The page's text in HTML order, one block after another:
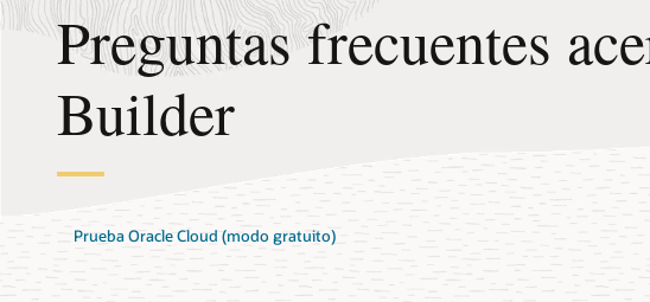
Preguntas frecuentes
Builder
Prueba Oracle Cloud (modo gratuito)